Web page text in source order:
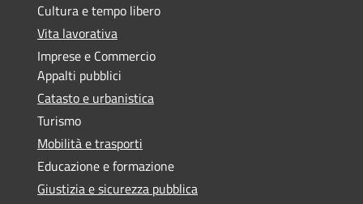
Cultura e tempo libero
Vita lavorativa
Imprese e Commercio
Appalti pubblici
Catasto e urbanistica
Turismo
Mobilità e trasporti
Educazione e formazione
Giustizia e sicurezza pubblica